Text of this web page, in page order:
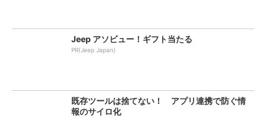
Jeep アソビュー！ギフト当たる
PR(Jeep Japan)
既存ツールは捨てない！ アプリ連携で防ぐ情
報のサイロ化